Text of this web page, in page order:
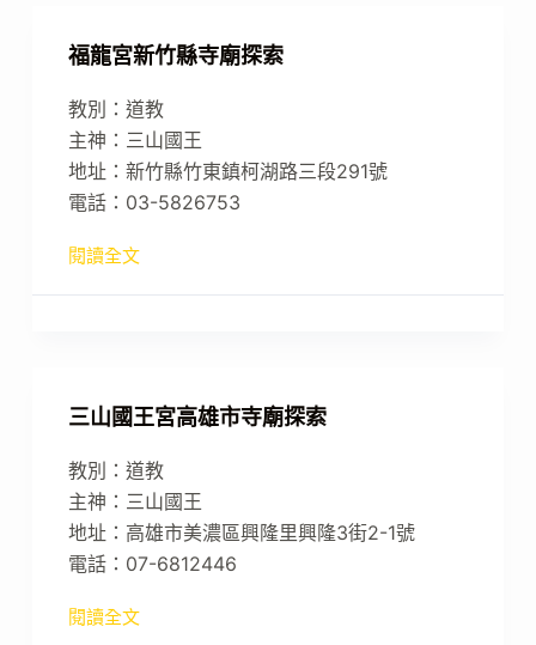
福龍宮新竹縣寺廟探索
教別：道教
主神：三山國王
地址：新竹縣竹東鎮柯湖路三段291號
電話：03-5826753
閱讀全文
三山國王宮高雄市寺廟探索
教別：道教
主神：三山國王
地址：高雄市美濃區興隆里興隆3街2-1號
電話：07-6812446
閱讀全文